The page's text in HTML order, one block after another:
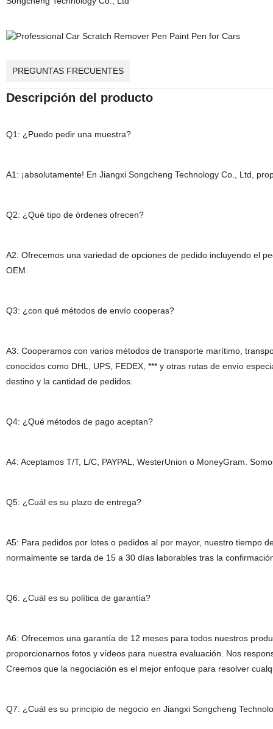
PREGUNTAS FRECUENTES
Descripción del producto
Q1: ¿Puedo pedir una muestra?
A1: ¡absolutamente! En Jiangxi Songcheng Technology Co., Ltd,
Q2: ¿Qué tipo de órdenes ofrecen?
A2: Ofrecemos una variedad de opciones de pedido incluyendo el
OEM.
Q3: ¿con qué métodos de envío cooperas?
A3: Cooperamos con varios métodos de transporte marítimo,
conocidos como DHL, UPS, FEDEX, *** y otras rutas de envío
destino y la cantidad de pedidos.
Q4: ¿Qué métodos de pago aceptan?
A4: Aceptamos T/T, L/C, PAYPAL, WesterUnion o MoneyGram.
Q5: ¿Cuál es su plazo de entrega?
A5: Para pedidos por lotes o pedidos al por mayor, nuestro tiempo
normalmente se tarda de 15 a 30 días laborables tras la
Q6: ¿Cuál es su política de garantía?
A6: Ofrecemos una garantía de 12 meses para todos nuestros
proporcionarnos fotos y vídeos para nuestra evaluación. Nos
Creemos que la negociación es el mejor enfoque para resolver
Q7: ¿Cuál es su principio de negocio en Jiangxi Songcheng